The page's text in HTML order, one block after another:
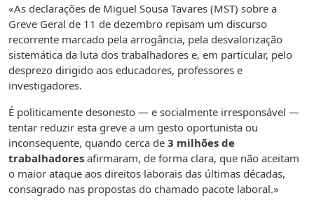
«As declarações de Miguel Sousa Tavares (MST) sobre a
Greve Geral de 11 de dezembro repisam um discurso
recorrente marcado pela arrogância, pela desvalorização
sistemática da luta dos trabalhadores e, em particular, pelo
desprezo dirigido aos educadores, professores e
investigadores.
É politicamente desonesto — e socialmente irresponsável —
tentar reduzir esta greve a um gesto oportunista ou
inconsequente, quando cerca de 3 milhões de
trabalhadores afirmaram, de forma clara, que não aceitam
o maior ataque aos direitos laborais das últimas décadas,
consagrado nas propostas do chamado pacote laboral.»